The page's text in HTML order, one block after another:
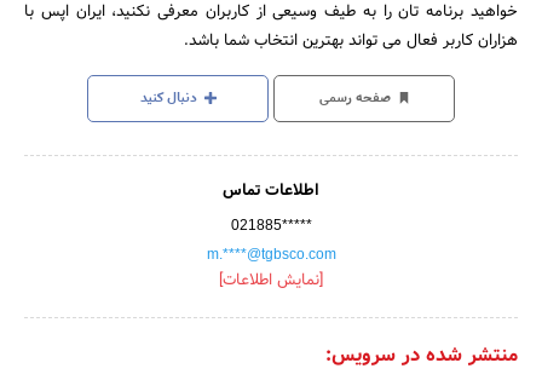
خواهید برنامه تان را به طیف وسیعی از کاربران معرفی نکنید، ایران اپس با
هزاران کاربر فعال می تواند بهترین انتخاب شما باشد.
صفحه رسمی دنبال کنید
اطلاعات تماس
021885*****
m.****@tgbsco.com
[نمایش اطلاعات]
منتشر شده در سرویس: